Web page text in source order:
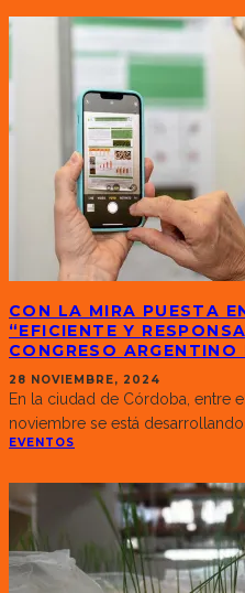
CON LA MIRA PUESTA
“EFICIENTE Y
CONGRESO ARGENTINO
28 NOVIEMBRE, 2024
En la ciudad de Córdoba, entre
noviembre se está desarrollando
EVENTOS